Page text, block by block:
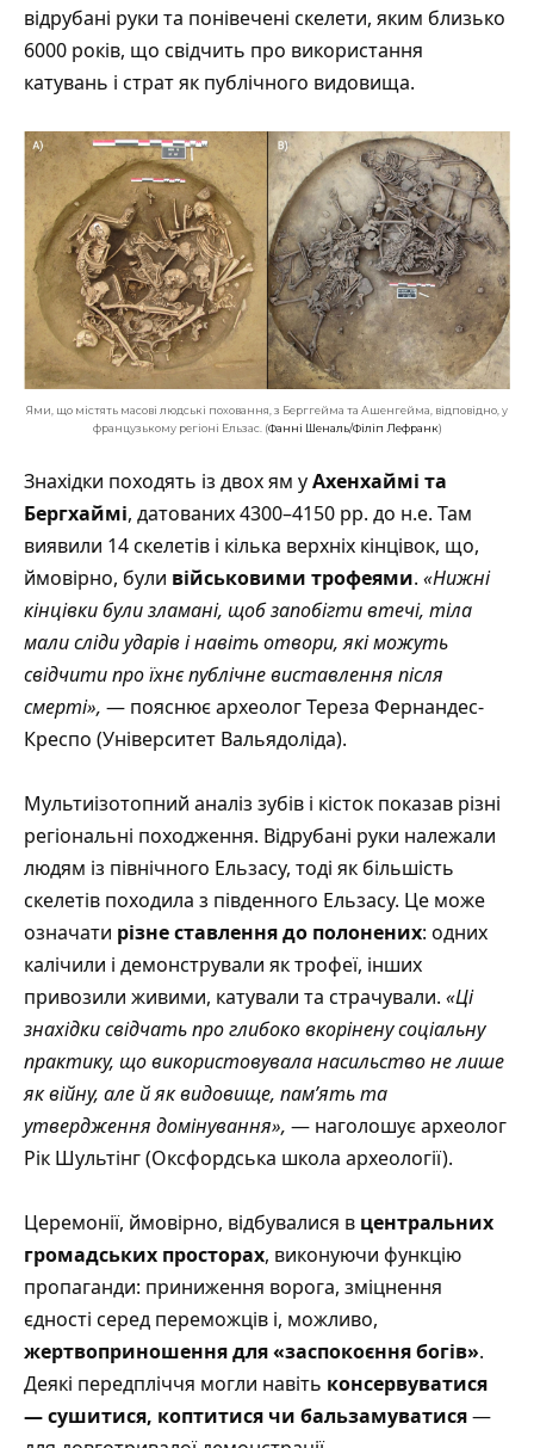
відрубані руки та понівечені скелети, яким близько
6000 років, що свідчить про використання
катувань і страт як публічного видовища.
Ями, що містять масові людські поховання, з Берггейма та Ашенгейма, відповідно, у
французькому регіоні Ельзас. (Фанні Шеналь/Філіп Лефранк)
Знахідки походять із двох ям уАхенхаймі та
Бергхаймі, датованих 4300–4150 рр. до н.е. Там
виявили 14 скелетів і кілька верхніх кінцівок, що,
ймовірно, були військовими трофеями. «Нижні
кінцівки були зламані, щоб запобігти втечі, тіла
мали сліди ударів і навіть отвори, які можуть
свідчити про їхнє публічне виставлення після
смерті», — пояснює археолог Тереза Фернандес-
Креспо (Університет Вальядоліда).
Мультиізотопний аналіз зубів і кісток показав різні
регіональні походження. Відрубані руки належали
людям із північного Ельзасу, тоді як більшість
скелетів походила з південного Ельзасу. Це може
означати різне ставлення до полонених: одних
калічили і демонстрували як трофеї, інших
привозили живими, катували та страчували. «Ці
знахідки свідчать про глибоко вкорінену соціальну
практику, що використовувала насильство не лише
як війну, але й як видовище, пам’ять та
утвердження домінування», — наголошує археолог
Рік Шультінг (Оксфордська школа археології).
Церемонії, ймовірно, відбувалися в центральних
громадських просторах, виконуючи функцію
пропаганди: приниження ворога, зміцнення
єдності серед переможців і, можливо,
жертвоприношення для «заспокоєння богів».
Деякі передпліччя могли навіть консервуватися
— сушитися, коптитися чи бальзамуватися—